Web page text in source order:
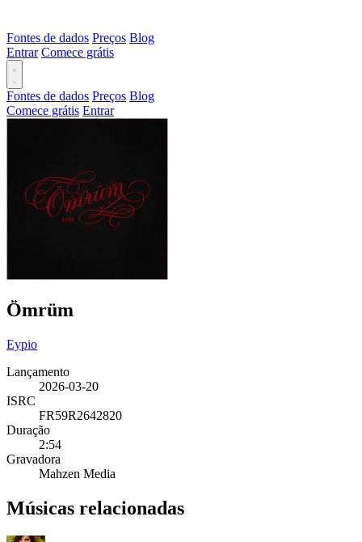
Fontes de dados Preços Blog
Entrar Comece grátis
Fontes de dados Preços Blog
Comece grátis Entrar
Ömrüm
Eypio
Lançamento
2026-03-20
ISRC
FR59R2642820
Duração
2:54
Gravadora
Mahzen Media
Músicas relacionadas